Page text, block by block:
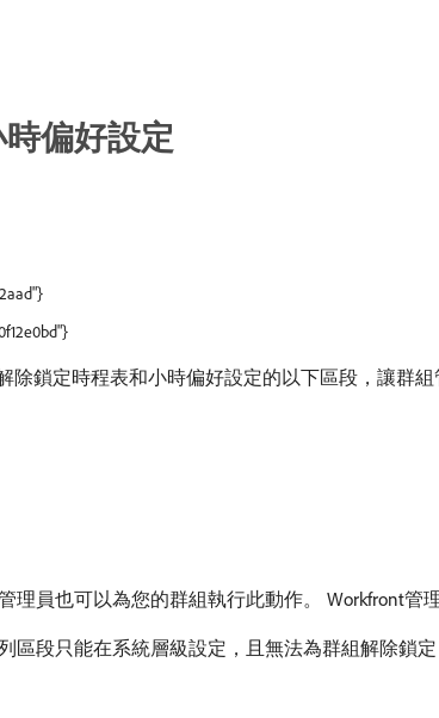
偏好設定
除鎖定時程表和小時偏好設定的以下區段，讓群
員也可以為您的群組執行此動作。 Workfront管
區段只能在系統層級設定，且無法為群組解除鎖定